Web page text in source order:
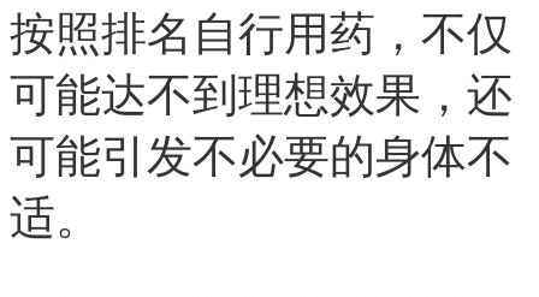
按照排名自行用药，不仅
可能达不到理想效果，还
可能引发不必要的身体不
适。